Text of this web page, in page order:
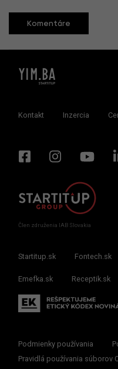
Komentáre
Kontakt Inzercia
Člen združenia IAB Slovakia
Startitup.sk Fontech.sk
Emefka.sk Receptik.sk
Podmienky používania
Pravidlá používania súborov